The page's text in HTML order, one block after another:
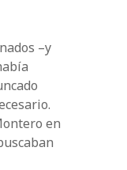
–y
en